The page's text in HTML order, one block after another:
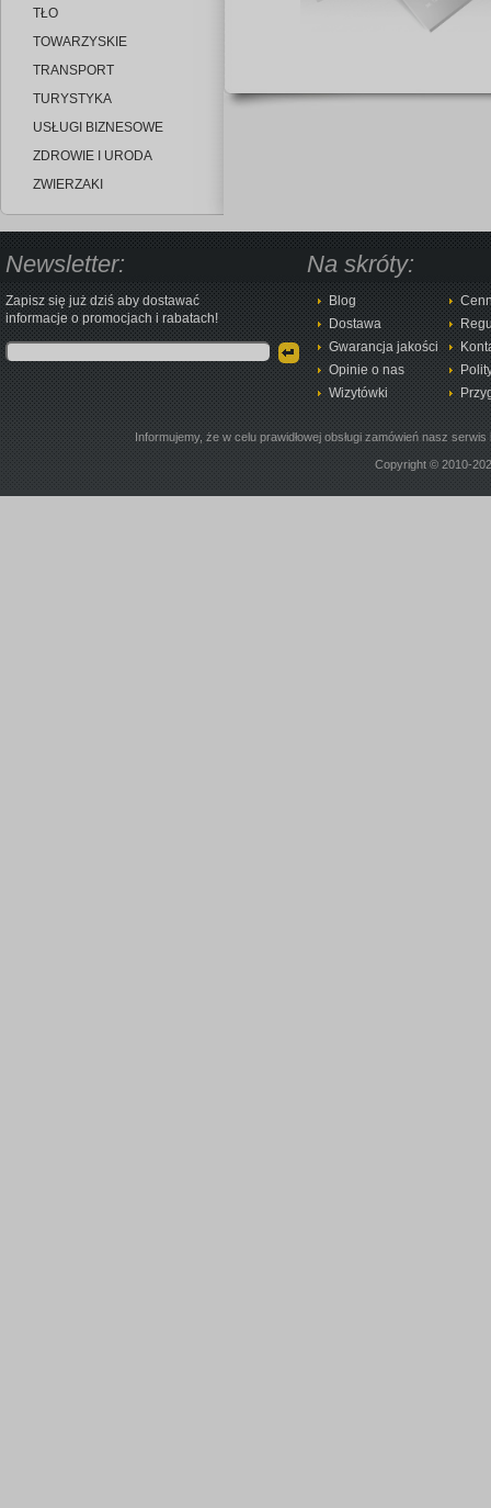
TŁO
TOWARZYSKIE
TRANSPORT
TURYSTYKA
USŁUGI BIZNESOWE
ZDROWIE I URODA
ZWIERZAKI
Newsletter:
Zapisz się już dziś aby dostawać
informacje o promocjach i rabatach!
Na skróty:
Blog
Dostawa
Gwarancja jakości
Opinie o nas
Wizytówki
Informujemy, że w celu prawidłowej obsługi zamówień nasz
Copyright © 2010-